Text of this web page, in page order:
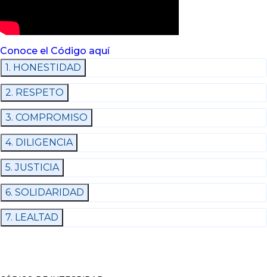
Conoce el Código aquí
1. HONESTIDAD
2. RESPETO
3. COMPROMISO
4. DILIGENCIA
5. JUSTICIA
6. SOLIDARIDAD
7. LEALTAD